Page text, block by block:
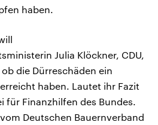
haben.
Julia Klöckner, CDU,
die Dürreschäden ein
haben. Lautet ihr Fazit
für Finanzhilfen des Bundes.
Deutschen Bauernverband